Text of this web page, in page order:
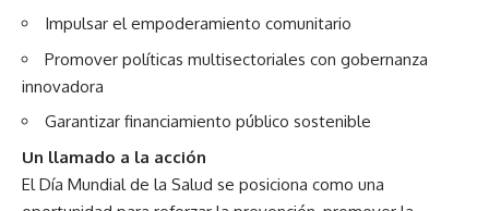
Impulsar el empoderamiento comunitario
Promover políticas multisectoriales con gobernanza
innovadora
Garantizar financiamiento público sostenible
Un llamado a la acción
El Día Mundial de la Salud se posiciona como una